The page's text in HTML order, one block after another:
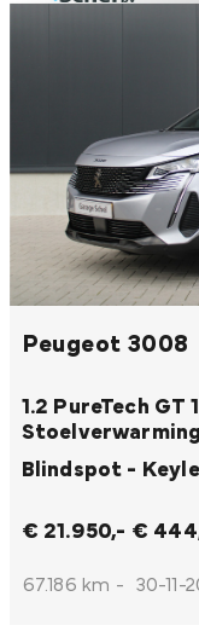
Peugeot 3008
1.2 PureTech GT
Blindspot -
€ 21.950,- €
67.186 km - 30-11-